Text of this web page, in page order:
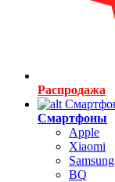
Распродажа
Смартфоны
Apple
Xiaomi
Samsung
BQ